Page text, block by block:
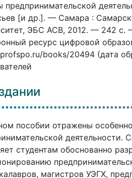
предпринимательской
[и др.]. — Самара :
ЭБС АСВ, 2012. — 242 c.
ресурс цифровой
books/20494 (дата
пособии отражены
деятельности.
студентам обоснованно
магистров УЭГХ,